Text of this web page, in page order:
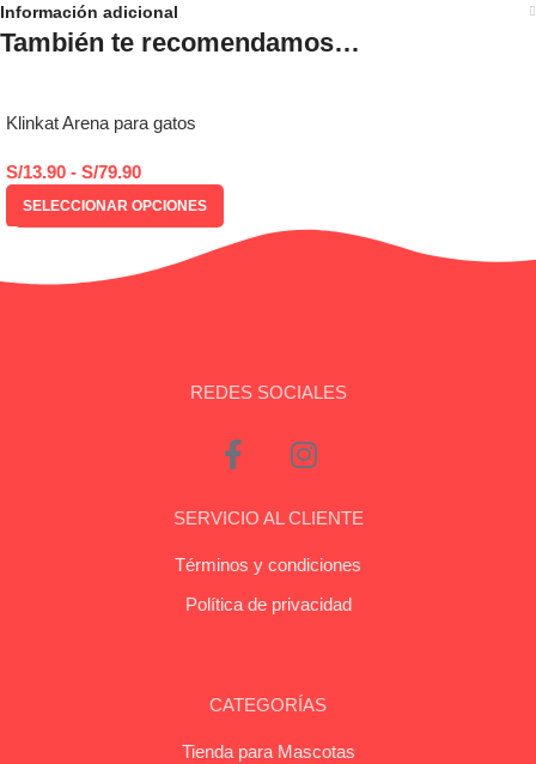
Información adicional
También te recomendamos…
Klinkat Arena para gatos
S/13.90 - S/79.90
SELECCIONAR OPCIONES
REDES SOCIALES
SERVICIO AL CLIENTE
Términos y condiciones
Política de privacidad
CATEGORÍAS
Tienda para Mascotas